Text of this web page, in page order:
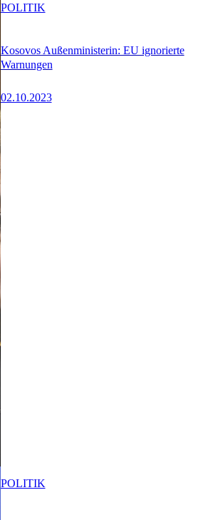
Kosovos Außenministerin: EU ignorierte
Warnungen
02.10.2023
POLITIK
POLITIK